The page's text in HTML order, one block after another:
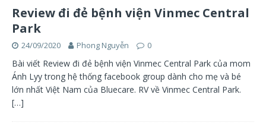
Review đi đẻ bệnh viện Vinmec Central
Park
24/09/2020 Phong Nguyễn 0
Bài viết Review đi đẻ bệnh viện Vinmec Central Park của mom
Ánh Lyy trong hệ thống facebook group dành cho mẹ và bé
lớn nhất Việt Nam của Bluecare. RV về Vinmec Central Park.
[…]